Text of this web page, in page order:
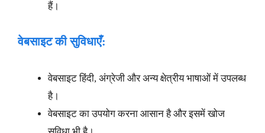
हैं।
वेबसाइट की सुविधाएँ:
वेबसाइट हिंदी, अंग्रेजी और अन्य क्षेत्रीय भाषाओं में उपलब्ध
है।
वेबसाइट का उपयोग करना आसान है और इसमें खोज